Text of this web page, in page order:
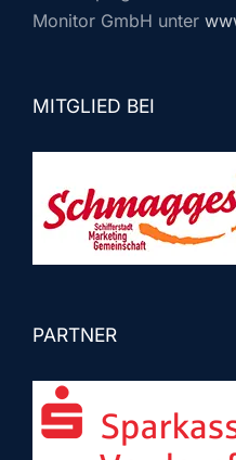
Monitor GmbH unter
MITGLIED BEI
PARTNER